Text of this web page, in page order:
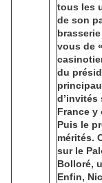
tous les
de son
vous de
du
d’invités
France
Puis le
mérités.
sur le
Bolloré,
Enfin,